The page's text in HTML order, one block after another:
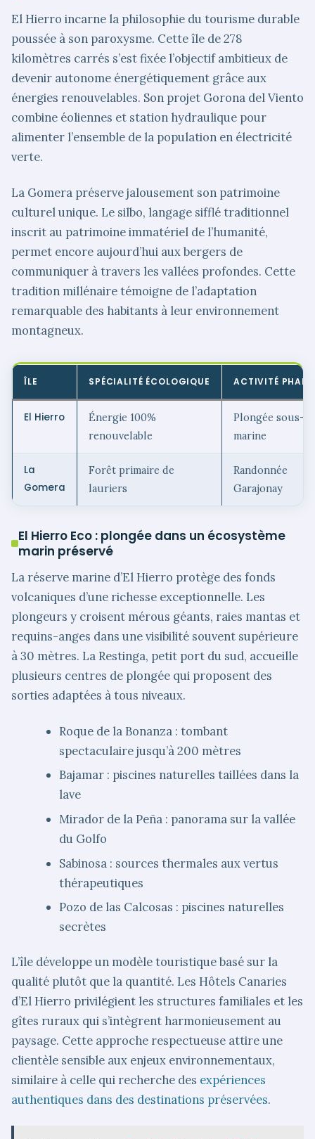
El Hierro incarne la philosophie du tourisme durable
poussée à son paroxysme. Cette île de 278
kilomètres carrés s’est fixée l’objectif ambitieux de
devenir autonome énergétiquement grâce aux
énergies renouvelables. Son projet Gorona del Viento
combine éoliennes et station hydraulique pour
alimenter l’ensemble de la population en électricité
verte.
La Gomera préserve jalousement son patrimoine
culturel unique. Le silbo, langage sifflé traditionnel
inscrit au patrimoine immatériel de l’humanité,
permet encore aujourd’hui aux bergers de
communiquer à travers les vallées profondes. Cette
tradition millénaire témoigne de l’adaptation
remarquable des habitants à leur environnement
montagneux.
ÎLE SPÉCIALITÉ ÉCOLOGIQUE ACTIVITÉ PHARE
El Hierro
Énergie 100%
renouvelable
Plongée sous-
marine
La
Gomera
Forêt primaire de
lauriers
Randonnée
Garajonay
El Hierro Eco : plongée dans un écosystème
marin préservé
La réserve marine d’El Hierro protège des fonds
volcaniques d’une richesse exceptionnelle. Les
plongeurs y croisent mérous géants, raies mantas et
requins-anges dans une visibilité souvent supérieure
à 30 mètres. La Restinga, petit port du sud, accueille
plusieurs centres de plongée qui proposent des
sorties adaptées à tous niveaux.
Roque de la Bonanza : tombant
spectaculaire jusqu’à 200 mètres
Bajamar : piscines naturelles taillées dans la
lave
Mirador de la Peña : panorama sur la vallée
du Golfo
Sabinosa : sources thermales aux vertus
thérapeutiques
Pozo de las Calcosas : piscines naturelles
secrètes
L’île développe un modèle touristique basé sur la
qualité plutôt que la quantité. Les Hôtels Canaries
d’El Hierro privilégient les structures familiales et les
gîtes ruraux qui s’intègrent harmonieusement au
paysage. Cette approche respectueuse attire une
clientèle sensible aux enjeux environnementaux,
similaire à celle qui recherche des expériences
authentiques dans des destinations préservées.